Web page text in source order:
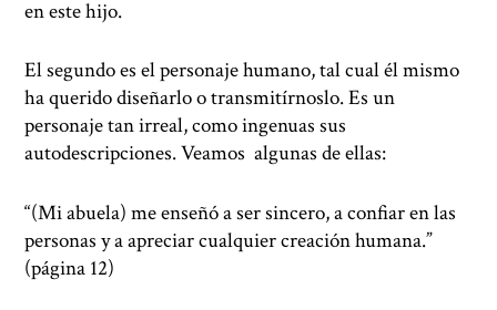
en este hijo.
El segundo es el personaje humano, tal cual él mismo
ha querido diseñarlo o transmitírnoslo. Es un
personaje tan irreal, como ingenuas sus
autodescripciones. Veamos algunas de ellas:
“(Mi abuela) me enseñó a ser sincero, a confiar en las
personas y a apreciar cualquier creación humana.”
(página 12)